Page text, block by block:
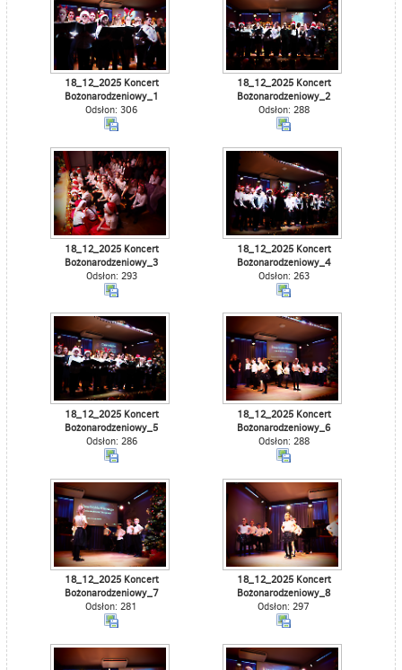
18_12_2025 Koncert
Bożonarodzeniowy_1
Odsłon: 306
18_12_2025 Koncert
Bożonarodzeniowy_2
Odsłon: 288
18_12_2025 Koncert
Bożonarodzeniowy_3
Odsłon: 293
18_12_2025 Koncert
Bożonarodzeniowy_4
Odsłon: 263
18_12_2025 Koncert
Bożonarodzeniowy_5
Odsłon: 286
18_12_2025 Koncert
Bożonarodzeniowy_6
Odsłon: 288
18_12_2025 Koncert
Bożonarodzeniowy_7
Odsłon: 281
18_12_2025 Koncert
Bożonarodzeniowy_8
Odsłon: 297